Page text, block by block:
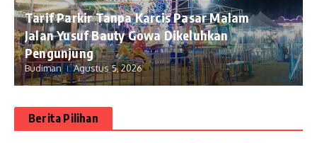
Tarif Parkir Tanpa Karcis Pasar Malam
Jalan Yusuf Bauty Gowa Dikeluhkan
Pengunjung
Budiman Agustus 5, 2026
Berita Pilihan